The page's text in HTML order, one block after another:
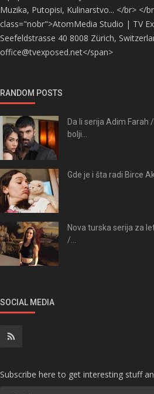
Muzika, Putopisi, Kulinarstvo... </br> </
class="nobr">AtomMedia Studio | TV
Seefeldstrasse 40 8008 Zürich,
office@tvexposed.net</span>
RANDOM POSTS
Da li serija Adim Farah
bolji...
Gde je i šta radi Birce
Nova turska serija za
/...
SOCIAL MEDIA
Subscribe here to get interesting stuff